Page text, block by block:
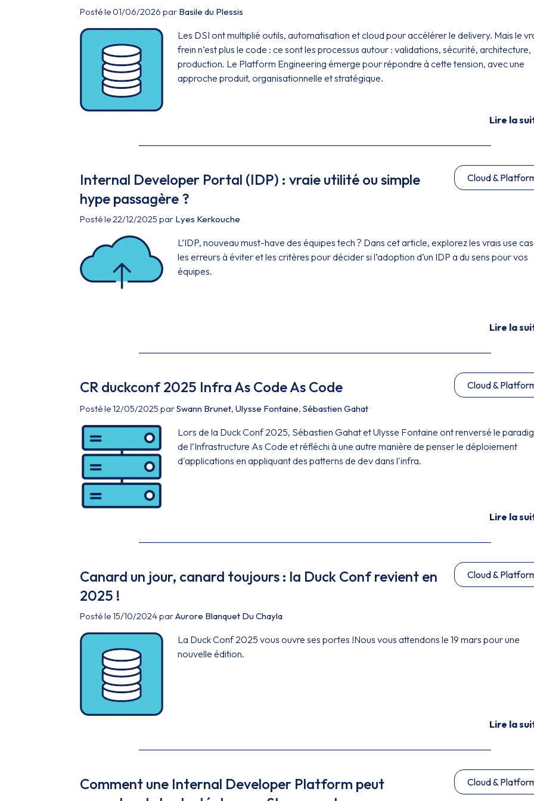
Posté le 01/06/2026 par Basile du Plessis
Les DSI ont multiplié outils, automatisation et cloud pour accélérer le delivery. Mais le
frein n’est plus le code : ce sont les processus autour : validations, sécurité, architecture,
production. Le Platform Engineering émerge pour répondre à cette tension, avec une
approche produit, organisationnelle et stratégique.
Lire la
Internal Developer Portal (IDP) : vraie utilité ou simple
hype passagère ?
Cloud &
Posté le 22/12/2025 par Lyes Kerkouche
L’IDP, nouveau must-have des équipes tech ? Dans cet article, explorez les vrais use
les erreurs à éviter et les critères pour décider si l’adoption d’un IDP a du sens pour vos
équipes.
Lire la
CR duckconf 2025 Infra As Code As Code Cloud &
Posté le 12/05/2025 parSwann Brunet, Ulysse Fontaine, Sébastien Gahat
Lors de la Duck Conf 2025, Sébastien Gahat et Ulysse Fontaine ont renversé le
de l’Infrastructure As Code et réfléchi à une autre manière de penser le déploiement
d'applications en appliquant des patterns de dev dans l'infra.
Lire la
Canard un jour, canard toujours : la Duck Conf revient en
2025 !
Cloud &
Posté le 15/10/2024 parAurore Blanquet Du Chayla
La Duck Conf 2025 vous ouvre ses portes !Nous vous attendons le 19 mars pour une
nouvelle édition.
Lire la
Comment une Internal Developer Platform peut
Cloud &